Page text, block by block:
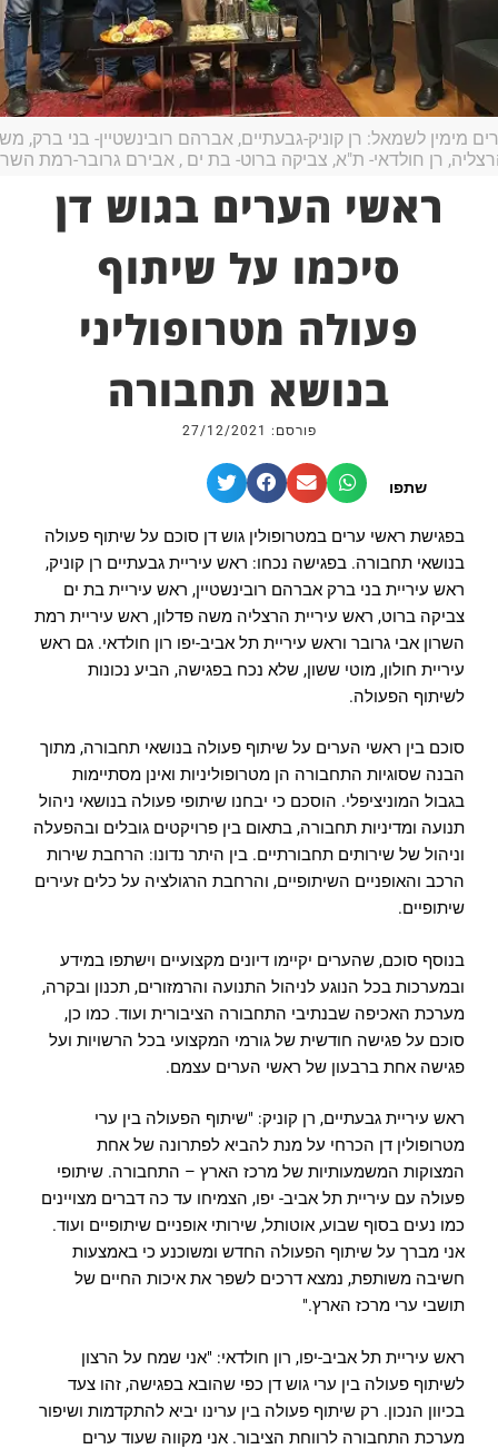
מימין לשמאל: רן קוניק-גבעתיים, אברהם רובינשטיין- בני ברק,
רן חולדאי- ת"א, צביקה ברוט- בת ים , אבירם גרובר-רמת
ראשי הערים בגוש דן
סיכמו על שיתוף
פעולה מטרופוליני
בנושא תחבורה
פורסם: 27/12/2021
שתפו
בפגישת ראשי ערים במטרופולין גוש דן סוכם על שיתוף פעולה
בנושאי תחבורה. בפגישה נכחו: ראש עיריית גבעתיים רן קוניק,
ראש עיריית בני ברק אברהם רובינשטיין, ראש עיריית בת ים
צביקה ברוט, ראש עיריית הרצליה משה פדלון, ראש עיריית רמת
השרון אבי גרובר וראש עיריית תל אביב-יפו רון חולדאי. גם ראש
עיריית חולון, מוטי ששון, שלא נכח בפגישה, הביע נכונות
לשיתוף הפעולה.
סוכם בין ראשי הערים על שיתוף פעולה בנושאי תחבורה, מתוך
הבנה שסוגיות התחבורה הן מטרופוליניות ואינן מסתיימות
בגבול המוניציפלי. הוסכם כי יבחנו שיתופי פעולה בנושאי ניהול
תנועה ומדיניות תחבורה, בתאום בין פרויקטים גובלים ובהפעלה
וניהול של שירותים תחבורתיים. בין היתר נדונו: הרחבת שירות
הרכב והאופניים השיתופיים, והרחבת הרגולציה על כלים זעירים
שיתופיים.
בנוסף סוכם, שהערים יקיימו דיונים מקצועיים וישתפו במידע
ובמערכות בכל הנוגע לניהול התנועה והרמזורים, תכנון ובקרה,
מערכת האכיפה שבנתיבי התחבורה הציבורית ועוד. כמו כן,
סוכם על פגישה חודשית של גורמי המקצועי בכל הרשויות ועל
פגישה אחת ברבעון של ראשי הערים עצמם.
ראש עיריית גבעתיים, רן קוניק: "שיתוף הפעולה בין ערי
מטרופולין דן הכרחי על מנת להביא לפתרונה של אחת
המצוקות המשמעותיות של מרכז הארץ – התחבורה. שיתופי
פעולה עם עיריית תל אביב- יפו, הצמיחו עד כה דברים מצויינים
כמו נעים בסוף שבוע, אוטותל, שירותי אופניים שיתופיים ועוד.
אני מברך על שיתוף הפעולה החדש ומשוכנע כי באמצעות
חשיבה משותפת, נמצא דרכים לשפר את איכות החיים של
תושבי ערי מרכז הארץ."
ראש עיריית תל אביב-יפו, רון חולדאי: "אני שמח על הרצון
לשיתוף פעולה בין ערי גוש דן כפי שהובא בפגישה, זהו צעד
בכיוון הנכון. רק שיתוף פעולה בין ערינו יביא להתקדמות ושיפור
מערכת התחבורה לרווחת הציבור. אני מקווה שעוד ערים